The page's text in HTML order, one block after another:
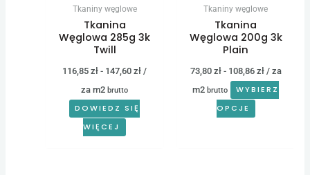
Tkaniny węglowe
Tkanina
Węglowa 285g 3k
Twill
116,85zł - 147,60zł /
za m2brutto
DOWIEDZ SIĘ
WIĘCEJ
Tkaniny węglowe
Tkanina
Węglowa 200g 3k
Plain
73,80 zł- 108,86 zł/ za
m2brutto
WYBIERZ
OPCJE